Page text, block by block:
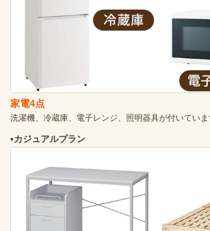
家電4点
洗濯機、冷蔵庫、電子レンジ、照明器具が付いていま
•カジュアルプラン